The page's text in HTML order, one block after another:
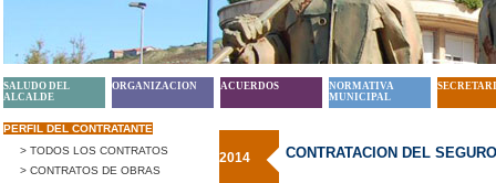
SALUDO DEL
ALCALDE
ORGANIZACION ACUERDOS
NORMATIVA
MUNICIPAL
PERFIL DEL CONTRATANTE
> TODOS LOS CONTRATOS
> CONTRATOS DE OBRAS
2014 CONTRATACION DEL